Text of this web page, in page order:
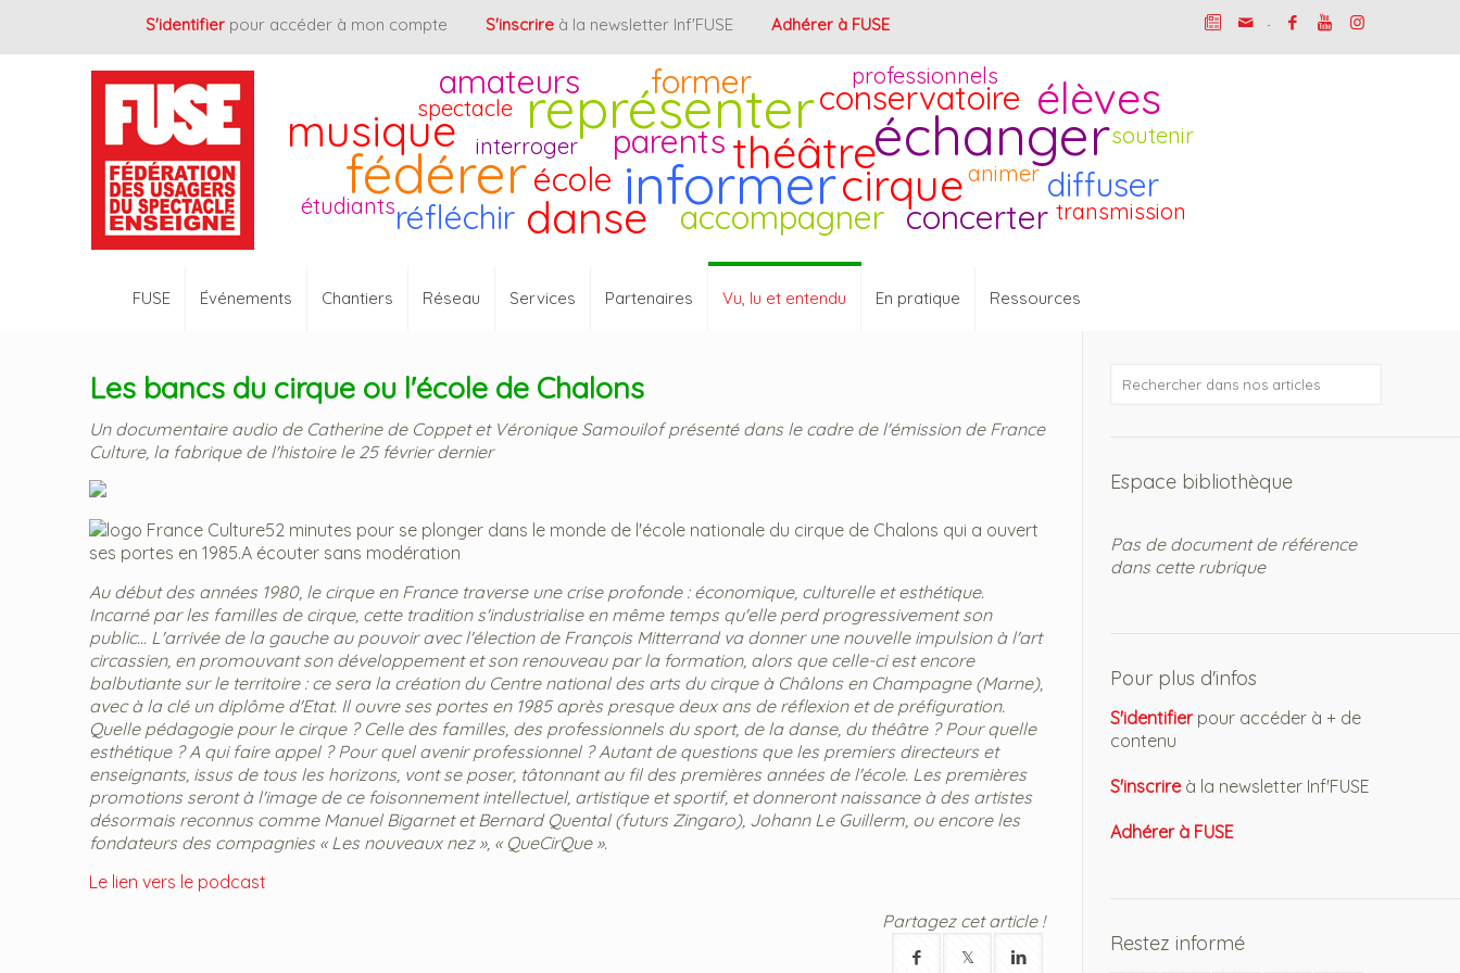
S'identifier pour accéder à mon compte S'inscrire à la newsletter Inf'FUSE Adhérer à FUSE -
FUSE Événements Chantiers Réseau Services Partenaires Vu, lu et entendu En pratique Ressources
amateurs
interroger
spectacle
musique
fédérer
élèves
diffuser
danse
représenter
animer
réfléchir
soutenir
professionnels
informercirque
concerter
parents théâtre
former
accompagner transmission
étudiants
échanger
conservatoire
école
Les bancs du cirque ou l'école de Chalons
Un documentaire audio de Catherine de Coppet et Véronique Samouilof présenté dans le cadre de l'émission de France
Culture, la fabrique de l'histoire le 25 février dernier
52 minutes pour se plonger dans le monde de l'école nationale du cirque de Chalons qui a ouvert
ses portes en 1985.A écouter sans modération
Au début des années 1980, le cirque en France traverse une crise profonde : économique, culturelle et esthétique.
Incarné par les familles de cirque, cette tradition s'industrialise en même temps qu'elle perd progressivement son
public... L'arrivée de la gauche au pouvoir avec l'élection de François Mitterrand va donner une nouvelle impulsion à l'art
circassien, en promouvant son développement et son renouveau par la formation, alors que celle-ci est encore
balbutiante sur le territoire : ce sera la création du Centre national des arts du cirque à Châlons en Champagne (Marne),
avec à la clé un diplôme d'Etat. Il ouvre ses portes en 1985 après presque deux ans de réflexion et de préfiguration.
Quelle pédagogie pour le cirque ? Celle des familles, des professionnels du sport, de la danse, du théâtre ? Pour quelle
esthétique ? A qui faire appel ? Pour quel avenir professionnel ? Autant de questions que les premiers directeurs et
enseignants, issus de tous les horizons, vont se poser, tâtonnant au fil des premières années de l'école. Les premières
promotions seront à l'image de ce foisonnement intellectuel, artistique et sportif, et donneront naissance à des artistes
désormais reconnus comme Manuel Bigarnet et Bernard Quental (futurs Zingaro), Johann Le Guillerm, ou encore les
fondateurs des compagnies « Les nouveaux nez », « QueCirQue ».
Le lien vers le podcast
Partagez cet article !
Espace bibliothèque
Pas de document de référence
dans cette rubrique
Pour plus d'infos
S'identifierpour accéder à + de
contenu
S'inscrireà la newsletter Inf'FUSE
Adhérer à FUSE
Restez informé